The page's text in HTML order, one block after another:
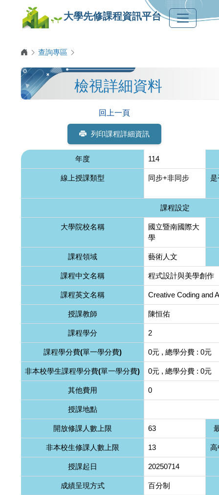
大學先修課程資訊平台
查詢專區
檢視詳細資料
回上一頁
列印課程詳細資訊
年度 114
線上授課類型 同步+非同步
課程設定
大學院校名稱
國立暨南國際大
學
課程領域 藝術人文
課程中文名稱 程式設計與美學創作
課程英文名稱 Creative Coding and
授課教師 陳恒佑
課程學分 2
課程學分費(單一學分費) 0元 , 總學分費 : 0元
非本校學生課程學分費(單一學分費) 0元 , 總學分費 : 0元
其他費用 0
授課地點
開放修課人數上限 63
非本校生修課人數上限 13 高
授課起日 20250714
成績呈現方式 百分制